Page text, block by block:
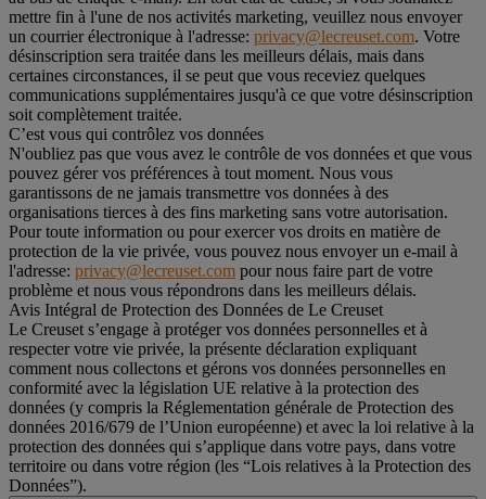
mettre fin à l'une de nos activités marketing, veuillez nous envoyer
un courrier électronique à l'adresse: privacy@lecreuset.com. Votre
désinscription sera traitée dans les meilleurs délais, mais dans
certaines circonstances, il se peut que vous receviez quelques
communications supplémentaires jusqu'à ce que votre désinscription
soit complètement traitée.
C’est vous qui contrôlez vos données
N'oubliez pas que vous avez le contrôle de vos données et que vous
pouvez gérer vos préférences à tout moment. Nous vous
garantissons de ne jamais transmettre vos données à des
organisations tierces à des fins marketing sans votre autorisation.
Pour toute information ou pour exercer vos droits en matière de
protection de la vie privée, vous pouvez nous envoyer un e-mail à
l'adresse: privacy@lecreuset.com pour nous faire part de votre
problème et nous vous répondrons dans les meilleurs délais.
Avis Intégral de Protection des Données de Le Creuset
Le Creuset s’engage à protéger vos données personnelles et à
respecter votre vie privée, la présente déclaration expliquant
comment nous collectons et gérons vos données personnelles en
conformité avec la législation UE relative à la protection des
données (y compris la Réglementation générale de Protection des
données 2016/679 de l’Union européenne) et avec la loi relative à la
protection des données qui s’applique dans votre pays, dans votre
territoire ou dans votre région (les “Lois relatives à la Protection des
Données”).